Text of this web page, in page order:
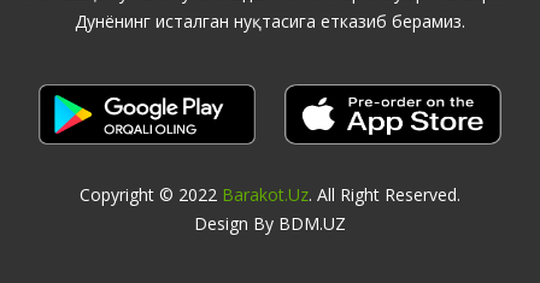
Дунёнинг исталган нуқтасига етказиб берамиз.
Copyright © 2022 Barakot.uz. All Right Reserved.
Design By BDM.UZ